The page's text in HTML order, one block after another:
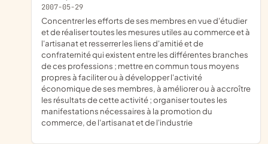
2007-05-29
concentrer les efforts de ses membres en vue d'étudier
et de réaliser toutes les mesures utiles au commerce et à
l'artisanat et resserrer les liens d'amitié et de
confraternité qui existent entre les différentes branches
de ces professions ; mettre en commun tous moyens
propres à faciliter ou à développer l'activité
économique de ses membres, à améliorer ou à accroître
les résultats de cette activité ; organiser toutes les
manifestations nécessaires à la promotion du
commerce, de l'artisanat et de l'industrie